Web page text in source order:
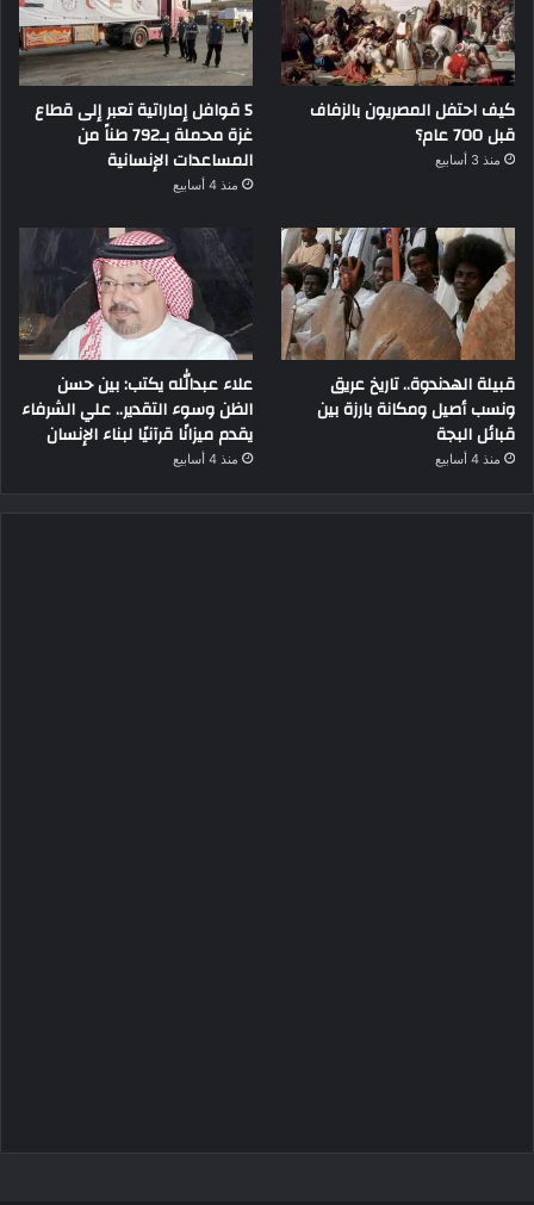
كيف احتفل المصريون بالزفاف
قبل 700 عام؟
منذ 3 أسابيع
5 قوافل إماراتية تعبر إلى قطاع
غزة محملة بـ792 طناً من
المساعدات الإنسانية
منذ 4 أسابيع
قبيلة الهدندوة.. تاريخ عريق
ونسب أصيل ومكانة بارزة بين
قبائل البجة
منذ 4 أسابيع
علاء عبدالله يكتب: بين حسن
الظن وسوء التقدير.. علي الشرفاء
يقدم ميزانًا قرآنيًا لبناء الإنسان
منذ 4 أسابيع